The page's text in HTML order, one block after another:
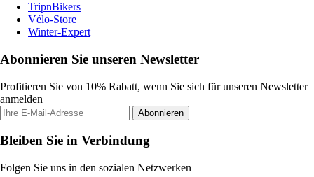
TripnBikers
Vélo-Store
Winter-Expert
Abonnieren Sie unseren Newsletter
Profitieren Sie von 10% Rabatt, wenn Sie sich für unseren Newsletter
anmelden
Abonnieren
Bleiben Sie in Verbindung
Folgen Sie uns in den sozialen Netzwerken